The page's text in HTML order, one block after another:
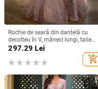
Rochie de seară din dantelă cu
decolteu în V, mâneci lungi, talie
înaltă, croială prințesă, tren lung
297.29 Lei
add_shopping_cart